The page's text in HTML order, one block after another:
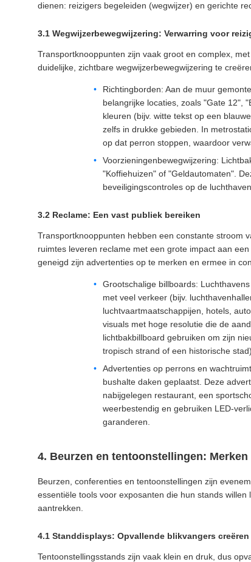
dienen: reizigers begeleiden (wegwijzer) en gerichte
3.1 Wegwijzerbewegwijzering: Verwarring voor
Transportknooppunten zijn vaak groot en complex,
duidelijke, zichtbare wegwijzerbewegwijzering te
Richtingborden: Aan de muur
belangrijke locaties, zoals "Gate 12",
kleuren (bijv. witte tekst op een
zelfs in drukke gebieden. In
op dat perron stoppen, waardoor
Voorzieningenbewegwijzering:
"Koffiehuizen" of "Geldautomaten".
beveiligingscontroles op de
3.2 Reclame: Een vast publiek bereiken
Transportknooppunten hebben een constante stroom
ruimtes leveren reclame met een grote impact aan
geneigd zijn advertenties op te merken en ermee in
Grootschalige billboards:
met veel verkeer (bijv.
luchtvaartmaatschappijen, hotels,
visuals met hoge resolutie die de
lichtbakbillboard gebruiken om zijn
tropisch strand of een historische
Advertenties op perrons en
bushalte daken geplaatst. Deze
nabijgelegen restaurant, een
weerbestendig en gebruiken LED-
garanderen.
4. Beurzen en tentoonstellingen:
Beurzen, conferenties en tentoonstellingen zijn
essentiële tools voor exposanten die hun stands
aantrekken.
4.1 Standdisplays: Opvallende blikvangers creëren
Tentoonstellingsstands zijn vaak klein en druk, dus